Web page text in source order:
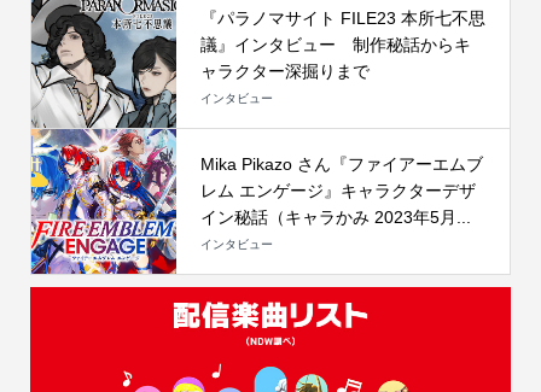
『パラノマサイト FILE23 本所七不思
議』インタビュー 制作秘話からキ
ャラクター深掘りまで
インタビュー
Mika Pikazo さん『ファイアーエムブ
レム エンゲージ』キャラクターデザ
イン秘話（キャラかみ 2023年5月...
インタビュー